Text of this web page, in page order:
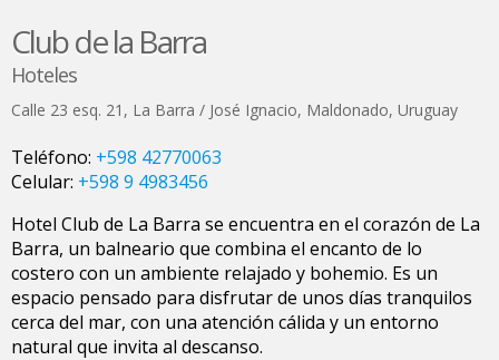
Club de la Barra
Hoteles
Calle 23 esq. 21 , La Barra / José Ignacio, Maldonado, Uruguay
Teléfono: +598 42770063
Celular: +598 9 4983456
Hotel Club de La Barra se encuentra en el corazón de La
Barra, un balneario que combina el encanto de lo
costero con un ambiente relajado y bohemio. Es un
espacio pensado para disfrutar de unos días tranquilos
cerca del mar, con una atención cálida y un entorno
natural que invita al descanso.